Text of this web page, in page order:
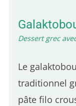
Le
traditionnel
pâte filo